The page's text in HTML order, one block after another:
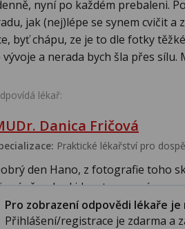
nyní po každém prebaleni.
jak (nej)lépe se synem cvičit a
byť chápu, ze je to dle fotky
a nerada bych šla přes sílu.
lékař:
Danica Fričová
Praktické lékařství pro
den Hano, z fotografie toho
pokud jde o tzv. první vz...
Pro zobrazení odpovědi lékaře
Přihlášení/registrace je zdarma a